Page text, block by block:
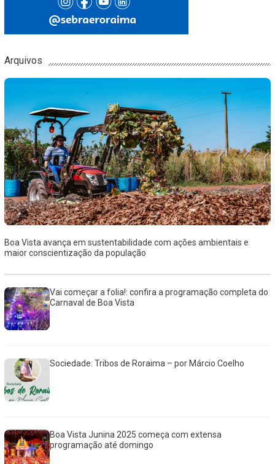
Arquivos
Boa Vista avança em sustentabilidade com ações ambientais e
maior conscientização da população
Vai começar a folia!: confira a programação completa do
Carnaval de Boa Vista
Sociedade: Tribos de Roraima – por Márcio Coelho
Boa Vista Junina 2025 começa com extensa
programação até domingo